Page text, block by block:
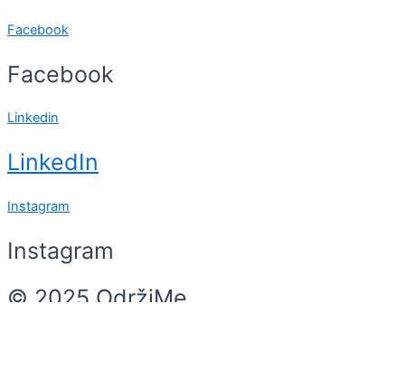
Facebook
Facebook
Linkedin
LinkedIn
Instagram
Instagram
© 2025 OdržiMe